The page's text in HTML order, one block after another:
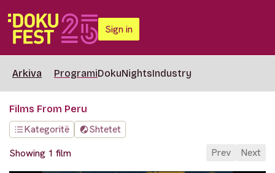
Sign in
Arkiva ProgramiDokuNightsIndustry
Films From Peru
Kategoritë
Shtetet
Showing 1 film
Prev Next